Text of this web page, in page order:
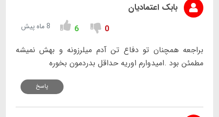
بابک اعتمادیان
0
6 8 ماه پیش
براجعه همچنان تو دفاع تن آدم میلرزونه و بهش نمیشه
مطمئن بود .‌امیدوارم اوریه حداقل بدردمون بخوره
پاسخ